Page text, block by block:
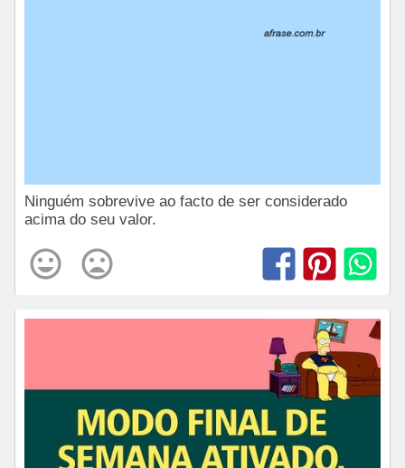
Ninguém sobrevive ao facto de ser considerado
acima do seu valor.